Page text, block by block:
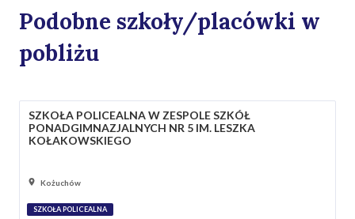
Podobne szkoły/placówki w
pobliżu
SZKOŁA POLICEALNA W ZESPOLE SZKÓŁ
PONADGIMNAZJALNYCH NR 5 IM. LESZKA
KOŁAKOWSKIEGO
Kożuchów
SZKOŁA POLICEALNA